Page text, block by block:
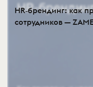
HR‑брендинг: как
сотрудников —